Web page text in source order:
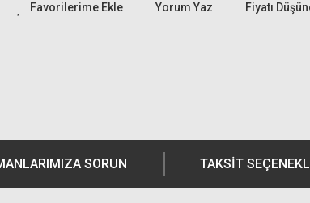
Yorum Yaz Fiyatı
SORUN TAKSIT